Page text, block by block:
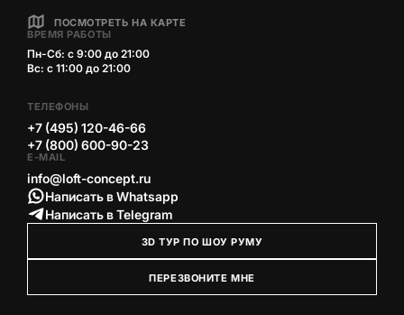
ПОСМОТРЕТЬ НА КАРТЕ
ВРЕМЯ РАБОТЫ
Пн-Сб: с 9:00 до 21:00
Вс: с 11:00 до 21:00
ТЕЛЕФОНЫ
+7 (495) 120-46-66
+7 (800) 600-90-23
E-MAIL
info@loft-concept.ru
Написать в Whatsapp
Написать в Telegram
3D ТУР ПО ШОУ РУМУ
ПЕРЕЗВОНИТЕ МНЕ